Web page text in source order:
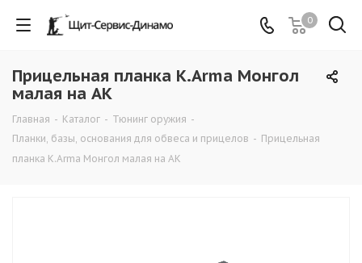
0
Прицельная планка K.Arma Монгол
малая на АК
Главная - Каталог - Тюнинг оружия -
Планки, базы, основания для обвеса и прицелов - Прицельная
планка K.Arma Монгол малая на АК